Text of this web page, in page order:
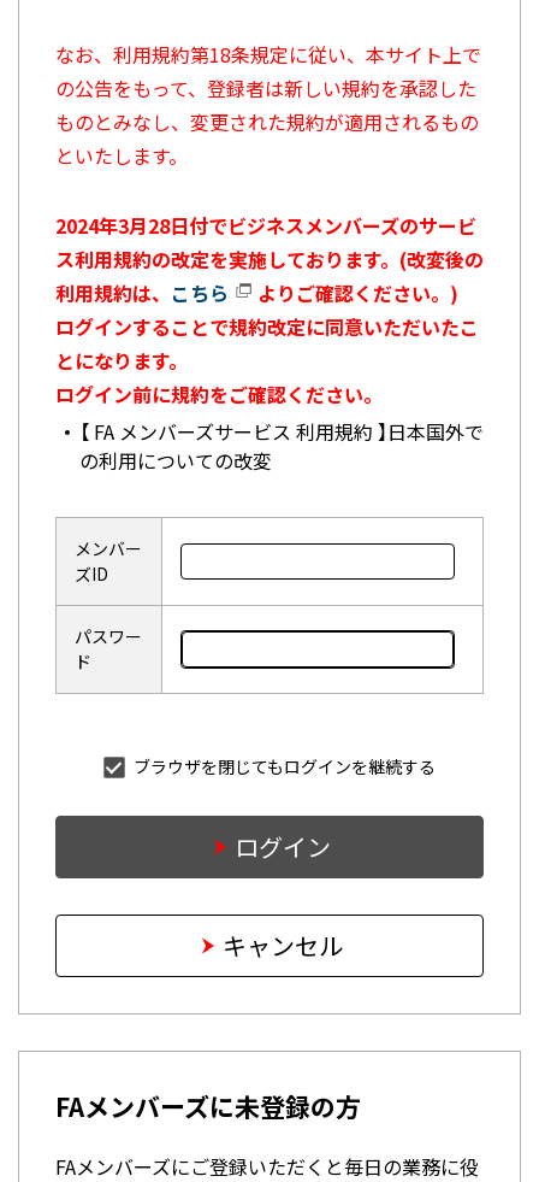
なお、利用規約第18条規定に従い、本サイト上で
の公告をもって、登録者は新しい規約を承認した
ものとみなし、変更された規約が適用されるもの
といたします。
2024年3月28日付でビジネスメンバーズのサービ
ス利用規約の改定を実施しております。(改変後の
利用規約は、 こちら
よりご確認ください。)
ログインすることで規約改定に同意いただいたこ
とになります。
ログイン前に規約をご確認ください。
【 FA メンバーズサービス 利用規約 】日本国外で
の利用についての改変
メンバー
ズID
パスワー
ド
ブラウザを閉じてもログインを継続する
ログイン
キャンセル
FAメンバーズに未登録の方
FAメンバーズにご登録いただくと毎日の業務に役